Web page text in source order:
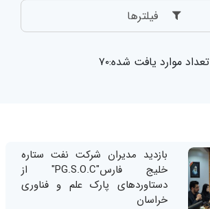
فیلترها
تعداد موارد یافت شده:۷۰
بازدید مدیران شرکت نفت ستاره
خلیج فارس"PG.S.O.C" از
دستاوردهای پارک علم و فناوری
خراسان